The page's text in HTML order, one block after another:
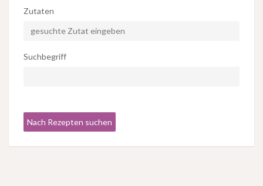
Zutaten
Suchbegriff
Nach Rezepten suchen